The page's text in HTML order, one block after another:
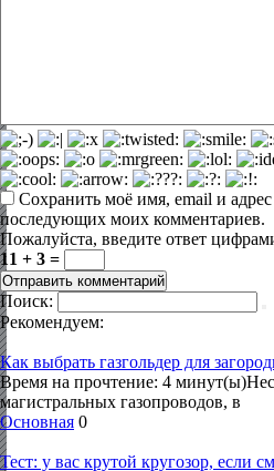
Сохранить моё имя, email и адрес
последующих моих комментариев.
Пожалуйста, введите ответ
11 + 3 =
Поиск:
Рекомендуем:
Как выбрать газгольдер для
Время на прочтение: 4
магистральных газопроводов, в
Основная 0
Тест: у вас крутой кругозор, если